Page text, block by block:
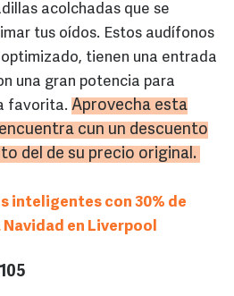
acolchadas que se
tus oídos. Estos audífonos
tienen una entrada
una gran potencia para
favorita. Aprovecha esta
cun un descuento
del de su precio original.
inteligentes con 30% de
en Liverpool